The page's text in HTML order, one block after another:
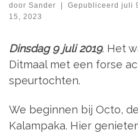
door Sander | Gepubliceerd juli
15, 2023
Dinsdag 9 juli 2019. Het
Ditmaal met een forse
speurtochten.
We beginnen bij Octo,
Kalampaka. Hier